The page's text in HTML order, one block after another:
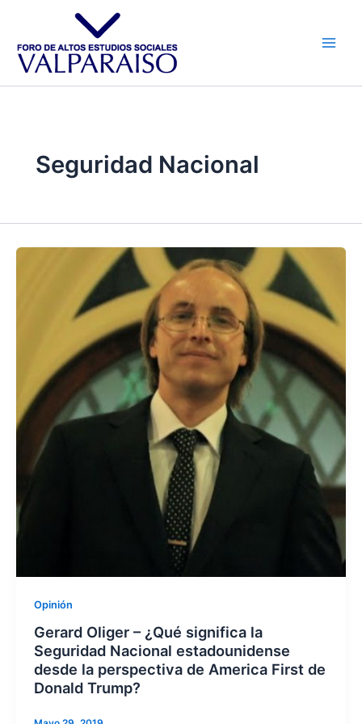
contenido
Seguridad Nacional
Opinión
Gerard Oliger – ¿Qué significa la
Seguridad Nacional estadounidense
desde la perspectiva de America First de
Donald Trump?